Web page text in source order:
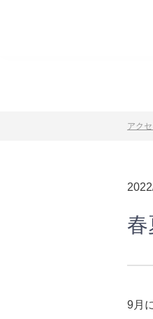
アク
9月